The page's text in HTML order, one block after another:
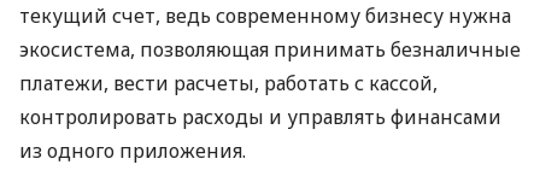
текущий счет, ведь современному бизнесу нужна
экосистема, позволяющая принимать безналичные
платежи, вести расчеты, работать с кассой,
контролировать расходы и управлять финансами
из одного приложения.